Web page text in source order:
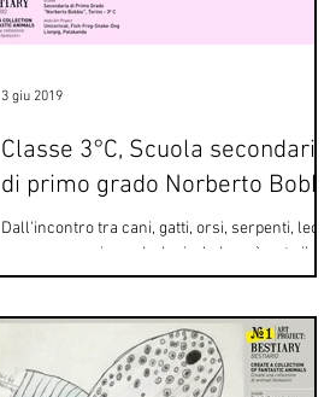
Classe 3°C, Scuola secondaria
di primo grado Norberto Bobbio
Dall'incontro tra cani, gatti, orsi, serpenti, leoni
e ancora cervi, panda, lupi e balene è nato il
bestiario tutto disegnato della...
3 giu 2019